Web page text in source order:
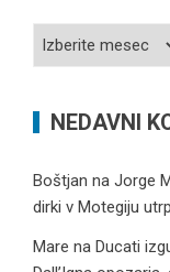
Arhiv
NEDAVNI
Boštjan na Jorge
dirki v Motegiju
Mare na Ducati